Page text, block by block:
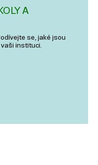
A
se, jaké jsou
instituci.